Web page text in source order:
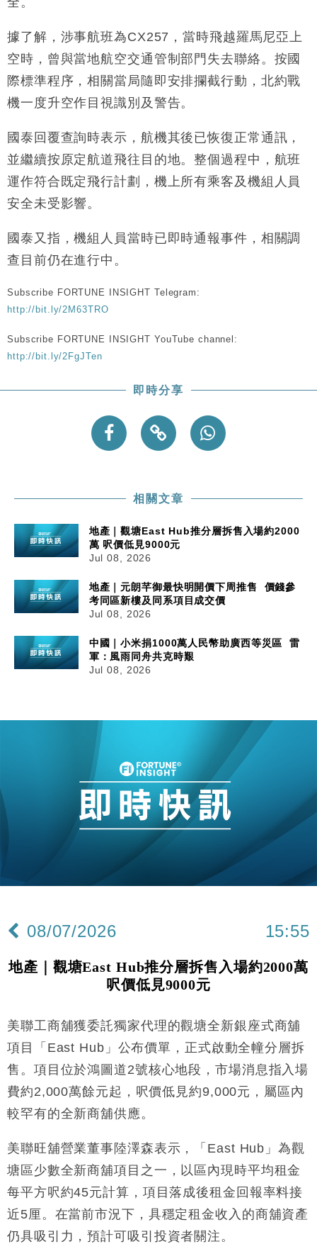
16:47
損失近6900萬元
16:05
財經｜日經失守6.5萬點後回穩 全周仍升近2%
15:47
財經｜恒隆10月換帥 玩具「反」斗城亞洲CEO蔡德
粦接任
15:11
財經｜韓股反覆波動收跌 連挫7周創逾3年最長跌勢
財經｜內地7月美元計價出口增近24%勝預期 貿易順
差達1125億美元
12:44
財經｜日本春季三度入市撐日圓 4月單日斥6.28萬億
11:12
國際｜特朗普料美伊戰事快結束 承認部分彈藥庫存緊
張
司
據了解，涉事航班為CX257，當時飛越羅馬尼亞上
空時，曾與當地航空交通管制部門失去聯絡。按國
際標準程序，相關當局隨即安排攔截行動，北約戰
機一度升空作目視識別及警告。
國泰回覆查詢時表示，航機其後已恢復正常通訊，
並繼續按原定航道飛往目的地。整個過程中，航班
運作符合既定飛行計劃，機上所有乘客及機組人員
安全未受影響。
國泰又指，機組人員當時已即時通報事件，相關調
查目前仍在進行中。
Subscribe FORTUNE INSIGHT Telegram:
http://bit.ly/2M63TRO
Subscribe FORTUNE INSIGHT YouTube channel:
http://bit.ly/2FgJTen
即時分享
相關文章
地產｜觀塘East Hub推分層拆售入場約2000
萬 呎價低見9000元
Jul 08, 2026
地產｜元朗芊御最快明開價下周推售 價錢參
考同區新樓及同系項目成交價
Jul 08, 2026
中國｜小米捐1000萬人民幣助廣西等災區 雷
軍：風雨同舟共克時艱
Jul 08, 2026
08/07/2026 15:55
地產｜觀塘East Hub推分層拆售入場約2000萬
呎價低見9000元
美聯工商舖獲委託獨家代理的觀塘全新銀座式商舖
項目「East Hub」公布價單，正式啟動全幢分層拆
售。項目位於鴻圖道2號核心地段，市場消息指入場
費約2,000萬餘元起，呎價低見約9,000元，屬區內
較罕有的全新商舖供應。
美聯旺舖營業董事陸澤森表示，「East Hub」為觀
塘區少數全新商舖項目之一，以區內現時平均租金
每平方呎約45元計算，項目落成後租金回報率料接
近5厘。在當前市況下，具穩定租金收入的商舖資產
仍具吸引力，預計可吸引投資者關注。